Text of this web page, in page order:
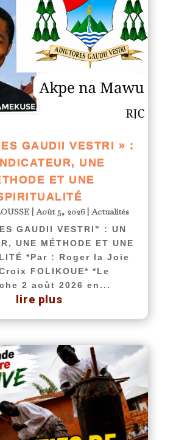
GAUDII VESTRI » :
UNE
ET UNE
|Août 5, 2026|Actualités
GAUDII VESTRI" : UN
UNE MÉTHODE ET UNE
*Par : Roger la Joie
FOLIKOUE* *Le
2 août 2026 en...
lire plus